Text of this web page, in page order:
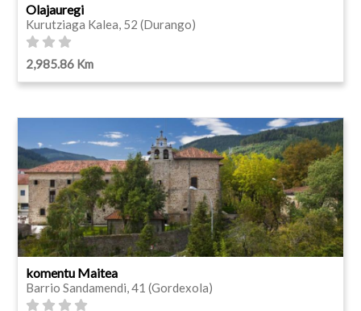
Olajauregi
Kurutziaga Kalea, 52 (Durango)
2,985.86 Km
komentu Maitea
Barrio Sandamendi, 41 (Gordexola)